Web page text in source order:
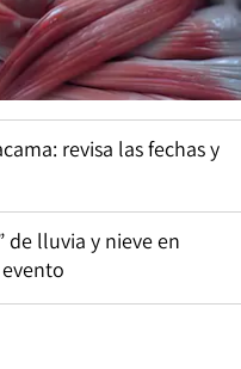
revisa las fechas y
de lluvia y nieve en